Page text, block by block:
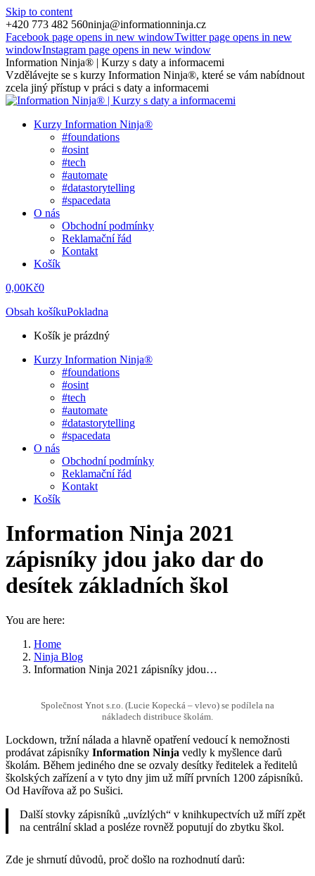
Skip to content
+420 773 482 560ninja@informationninja.cz
Facebook page opens in new windowTwitter page opens in new
windowInstagram page opens in new window
Information Ninja® | Kurzy s daty a informacemi
Vzdělávejte se s kurzy Information Ninja®, které se vám nabídnout
zcela jiný přístup v práci s daty a informacemi
Kurzy Information Ninja®
#foundations
#osint
#tech
#automate
#datastorytelling
#spacedata
O nás
Obchodní podmínky
Reklamační řád
Kontakt
Košík
0,00Kč0
Obsah košíkuPokladna
Košík je prázdný
Kurzy Information Ninja®
#foundations
#osint
#tech
#automate
#datastorytelling
#spacedata
O nás
Obchodní podmínky
Reklamační řád
Kontakt
Košík
Information Ninja 2021
zápisníky jdou jako dar do
desítek základních škol
You are here:
Home
Ninja Blog
Information Ninja 2021 zápisníky jdou…
Společnost Ynot s.r.o. (Lucie Kopecká – vlevo) se podílela na
nákladech distribuce školám.
Lockdown, tržní nálada a hlavně opatření vedoucí k nemožnosti
prodávat zápisníky Information Ninja vedly k myšlence darů
školám. Během jediného dne se ozvaly desítky ředitelek a ředitelů
školských zařízení a v tyto dny jim už míří prvních 1200 zápisníků.
Od Havířova až po Sušici.
Další stovky zápisníků „uvízlých“ v knihkupectvích už míří zpět
na centrální sklad a posléze rovněž poputují do zbytku škol.
Zde je shrnutí důvodů, proč došlo na rozhodnutí darů: